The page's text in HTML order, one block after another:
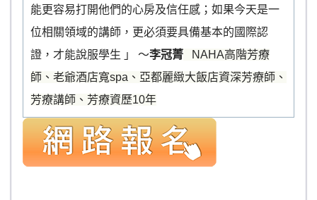
能更容易打開他們的心房及信任感；如果今天是一
位相關領域的講師，更必須要具備基本的國際認
證，才能說服學生 」 ～李冠菁 NAHA高階芳療
師、老爺酒店寬spa、亞都麗緻大飯店資深芳療師、
芳療講師、芳療資歷10年